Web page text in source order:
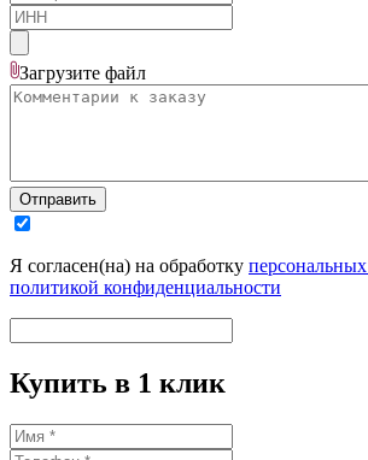
Загрузите файл
Отправить
Я согласен(на) на обработку
политикой конфиденциальности
Купить в 1 клик